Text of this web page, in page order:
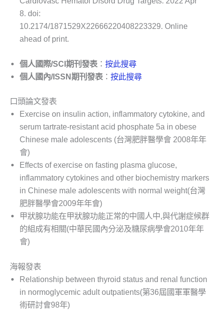
8. doi:
10.2174/1871529X22666220408223329. Online
ahead of print.
個人國際/SCI期刊發表 ： 按此搜尋
個人國內/ISSN期刊發表 ： 按此搜尋
口頭論文發表
Exercise on insulin action, inflammatory cytokine, and
serum tartrate-resistant acid phosphate 5a in obese
Chinese male adolescents (台灣肥胖醫學會 2008年年
會)
Effects of exercise on fasting plasma glucose,
inflammatory cytokines and other biochemistry markers
in Chinese male adolescents with normal weight(台灣
肥胖醫學會2009年年會)
甲狀腺功能在甲狀腺功能正常的中國人中,與代謝症候群
的組成有相關(中華民國內分泌及糖尿病學會2010年年
會)
海報發表
Relationship between thyroid status and renal function
in normoglycemic adult outpatients(第36屆國軍軍醫學
術研討會98年)